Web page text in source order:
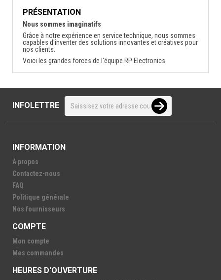
PRÉSENTATION
Nous sommes imaginatifs
Grâce à notre expérience en service technique, nous sommes
capables d'inventer des solutions innovantes et créatives pour
nos clients.
Voici les grandes forces de l'équipe RP Electronics
INFOLETTRE
INFORMATION
À propos
Contactez-nous
FAQ
Politique générale
Nos fournisseurs
COMPTE
Mon compte
Mes commandes
HEURES D'OUVERTURE